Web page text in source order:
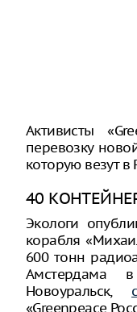
Активисты
перевозку
которую везут в
40
Экологи
корабля
600 тонн
Амстердама
Новоуральск,
«Greenpeace